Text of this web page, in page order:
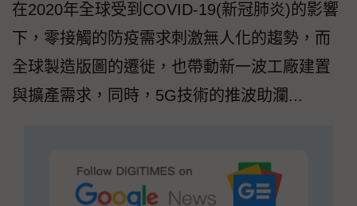
在2020年全球受到COVID-19(新冠肺炎)的影響
下，零接觸的防疫需求刺激無人化的趨勢，而
全球製造版圖的遷徙，也帶動新一波工廠建置
與擴產需求，同時，5G技術的推波助瀾...